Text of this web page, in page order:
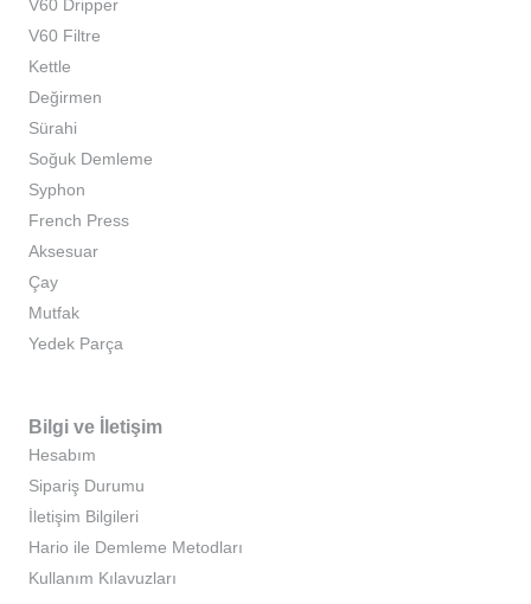
V60 Dripper
V60 Filtre
Kettle
Değirmen
Sürahi
Soğuk Demleme
Syphon
French Press
Aksesuar
Çay
Mutfak
Yedek Parça
Bilgi ve İletişim
Hesabım
Sipariş Durumu
İletişim Bilgileri
Hario ile Demleme Metodları
Kullanım Kılavuzları